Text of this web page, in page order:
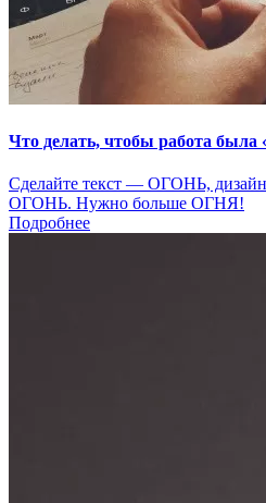
Что делать, чтобы работа была
Сделайте текст — ОГОНЬ,
ОГОНЬ. Нужно больше ОГНЯ!
Подробнее